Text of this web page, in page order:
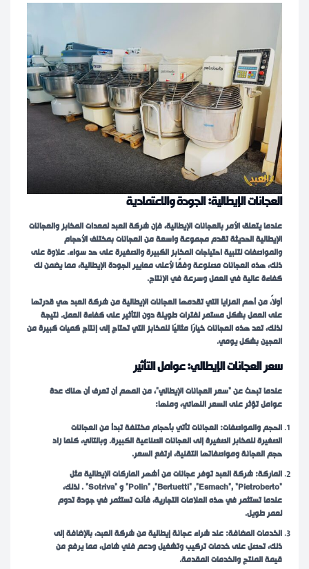
العجانات الإيطالية: الجودة والاعتمادية
عندما يتعلق الأمر بالعجانات الإيطالية، فإن شركة العبد لمعدات المخابز والعجانات
الإيطالية الحديثة تقدم مجموعة واسعة من العجانات بمختلف الأحجام
والمواصفات لتلبية احتياجات المخابز الكبيرة والصغيرة على حد سواء. علاوة على
ذلك، هذه العجانات مصنوعة وفقًا لأعلى معايير الجودة الإيطالية، مما يضمن لك
كفاءة عالية في العمل وسرعة في الإنتاج.
أولاً، من أهم المزايا التي تقدمها العجانات الإيطالية من شركة العبد هي قدرتها
على العمل بشكل مستمر لفترات طويلة دون التأثير على كفاءة العمل. نتيجة
لذلك، تعد هذه العجانات خيارًا مثاليًا للمخابز التي تحتاج إلى إنتاج كميات كبيرة من
العجين بشكل يومي.
سعر العجانات الإيطالي: عوامل التأثير
عندما تبحث عن “سعر العجانات الإيطالي”، من المهم أن تعرف أن هناك عدة
عوامل تؤثر على السعر النهائي، ومنها:
الحجم والمواصفات: العجانات تأتي بأحجام مختلفة تبدأ من العجانات
الصغيرة للمخابز الصغيرة إلى العجانات الصناعية الكبيرة. وبالتالي، كلما زاد
حجم العجانة ومواصفاتها التقنية، ارتفع السعر.
الماركة: شركة العبد توفر عجانات من أشهر الماركات الإيطالية مثل
“Polin” ,”Bertuetti” ,”Esmach”, “Pietroberto” و “Sotriva” . لذلك،
عندما تستثمر في هذه العلامات التجارية، فأنت تستثمر في جودة تدوم
لعمر طويل.
الخدمات المضافة: عند شراء عجانة إيطالية من شركة العبد، بالإضافة إلى
ذلك، تحصل على خدمات تركيب وتشغيل ودعم فني شامل، مما يرفع من
قيمة المنتج والخدمات المقدمة.